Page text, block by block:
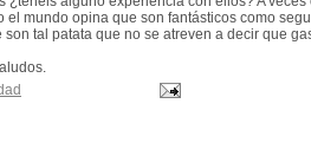
mundo opina que son fantásticos como
tal patata que no se atreven a decir que